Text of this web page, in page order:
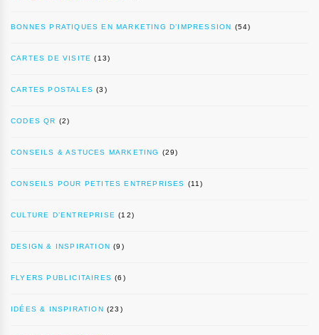
BONNES PRATIQUES EN MARKETING D’IMPRESSION (54)
CARTES DE VISITE (13)
CARTES POSTALES (3)
CODES QR (2)
CONSEILS & ASTUCES MARKETING (29)
CONSEILS POUR PETITES ENTREPRISES (11)
CULTURE D’ENTREPRISE (12)
DESIGN & INSPIRATION (9)
FLYERS PUBLICITAIRES (6)
IDÉES & INSPIRATION (23)